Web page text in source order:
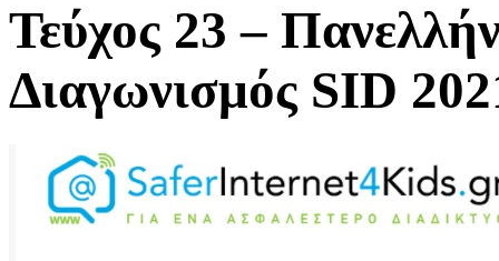
Τεύχος 23 –
Διαγωνισμός SID